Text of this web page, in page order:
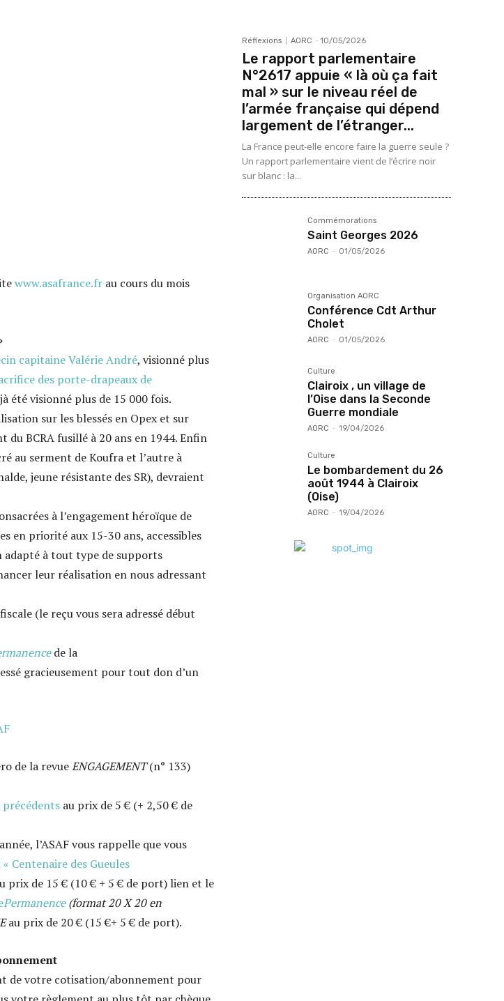
www.asafrance.fr au cours du mois
capitaine Valérie André, visionné plus
des porte-drapeaux de
été visionné plus de 15 000 fois.
sur les blessés en Opex et sur
du BCRA fusillé à 20 ans en 1944. Enfin
au serment de Koufra et l’autre à
jeune résistante des SR), devraient
à l’engagement héroïque de
en priorité aux 15-30 ans, accessibles
adapté à tout type de supports
leur réalisation en nous adressant
(le reçu vous sera adressé début
de la
gracieusement pour tout don d’un
de la revueENGAGEMENT(n° 133)
précédents au prix de 5 € (+ 2,50 € de
l’ASAF vous rappelle que vous
Centenaire des Gueules
prix de 15 € (10 € + 5 € de port) lien et le
Permanence(format 20 X 20 en
au prix de 20 € (15 €+ 5 € de port).
de votre cotisation/abonnement pour
Réflexions AORC - 10/05/2026
Le rapport parlementaire
N°2617 appuie « là où ça fait
mal » sur le niveau réel de
l’armée française qui dépend
largement de l’étranger...
La France peut-elle encore faire la guerre seule ?
Un rapport parlementaire vient de l’écrire noir
sur blanc : la...
Commémorations
Saint Georges 2026
AORC - 01/05/2026
Organisation AORC
Conférence Cdt Arthur
Cholet
AORC - 01/05/2026
Culture
Clairoix , un village de
l’Oise dans la Seconde
Guerre mondiale
AORC - 19/04/2026
Culture
Le bombardement du 26
août 1944 à Clairoix
(Oise)
AORC - 19/04/2026